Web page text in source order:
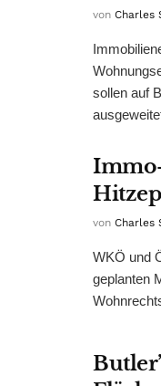
von Charles
sollen auf
von Charles
WKÖ und
geplanten